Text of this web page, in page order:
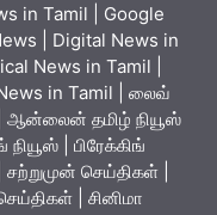
in Tamil | Google
| Digital News in
News in Tamil |
in Tamil | லைவ்
ஆன்லைன் தமிழ் நியூஸ்
நியூஸ் | பிரேக்கிங்
செய்திகள் |
| சினிமா